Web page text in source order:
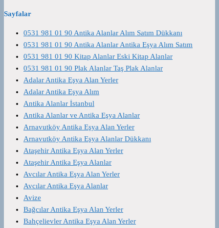
Sayfalar
0531 981 01 90 Antika Alanlar Alım Satım Dükkanı
0531 981 01 90 Antika Alanlar Antika Eşya Alım Satım
0531 981 01 90 Kitap Alanlar Eski Kitap Alanlar
0531 981 01 90 Plak Alanlar Taş Plak Alanlar
Adalar Antika Eşya Alan Yerler
Adalar Antika Eşya Alım
Antika Alanlar İstanbul
Antika Alanlar ve Antika Eşya Alanlar
Arnavutköy Antika Eşya Alan Yerler
Arnavutköy Antika Eşya Alanlar Dükkanı
Ataşehir Antika Eşya Alan Yerler
Ataşehir Antika Eşya Alanlar
Avcılar Antika Eşya Alan Yerler
Avcılar Antika Eşya Alanlar
Avize
Bağcılar Antika Eşya Alan Yerler
Bahçelievler Antika Eşya Alan Yerler